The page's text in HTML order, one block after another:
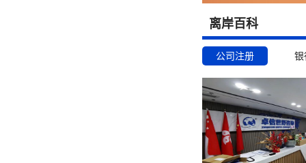
离岸百科
公司注册 银